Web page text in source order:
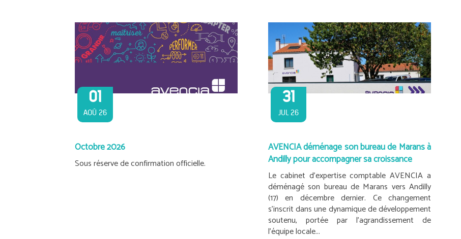
01
AOÛ 26
Octobre 2026
Sous réserve de confirmation officielle.
31
JUL 26
AVENCIA déménage son bureau de Marans à
Andilly pour accompagner sa croissance
Le cabinet d’expertise comptable AVENCIA a
déménagé son bureau de Marans vers Andilly
(17) en décembre dernier. Ce changement
s’inscrit dans une dynamique de développement
soutenu, portée par l’agrandissement de
l’équipe locale...